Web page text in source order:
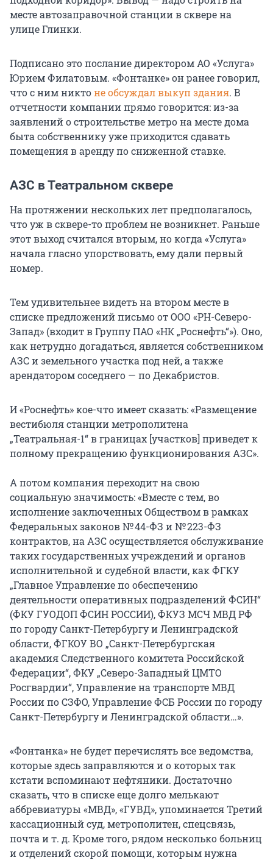
месте автозаправочной станции в сквере на
улице Глинки.
Подписано это послание директором АО «Услуга»
Юрием Филатовым. «Фонтанке» он ранее говорил,
что с ним никтоне обсуждал выкуп здания. В
отчетности компании прямо говорится: из-за
заявлений о строительстве метро на месте дома
быта собственнику уже приходится сдавать
помещения в аренду по сниженной ставке.
АЗС в Театральном сквере
На протяжении нескольких лет предполагалось,
что уж в сквере-то проблем не возникнет. Раньше
этот выход считался вторым, но когда «Услуга»
начала гласно упорствовать, ему дали первый
номер.
Тем удивительнее видеть на втором месте в
списке предложений письмо от ООО «РН-Северо-
Запад» (входит в Группу ПАО «НК „Роснефть“»). Оно,
как нетрудно догадаться, является собственником
АЗС и земельного участка под ней, а также
арендатором соседнего — по Декабристов.
И «Роснефть» кое-что имеет сказать: «Размещение
вестибюля станции метрополитена
„Театральная-1“ в границах [участков] приведет к
полному прекращению функционирования АЗС».
А потом компания переходит на свою
социальную значимость: «Вместе с тем, во
исполнение заключенных Обществом в рамках
Федеральных законов № 44-ФЗ и № 223-ФЗ
контрактов, на АЗС осуществляется обслуживание
таких государственных учреждений и органов
исполнительной и судебной власти, как ФГКУ
„Главное Управление по обеспечению
деятельности оперативных подразделений ФСИН“
(ФКУ ГУОДОП ФСИН РОССИИ), ФКУЗ МСЧ МВД РФ
по городу Санкт-Петербургу и Ленинградской
области, ФГКОУ ВО „Санкт-Петербургская
академия Следственного комитета Российской
Федерации“, ФКУ „Северо-Западный ЦМТО
Росгвардии“, Управление на транспорте МВД
России по СЗФО, Управление ФСБ России по городу
Санкт-Петербургу и Ленинградской области…».
«Фонтанка» не будет перечислять все ведомства,
которые здесь заправляются и о которых так
кстати вспоминают нефтяники. Достаточно
сказать, что в списке еще долго мелькают
аббревиатуры «МВД», «ГУВД», упоминается Третий
кассационный суд, метрополитен, спецсвязь,
почта и т. д. Кроме того, рядом несколько больниц
и отделений скорой помощи, которым нужна